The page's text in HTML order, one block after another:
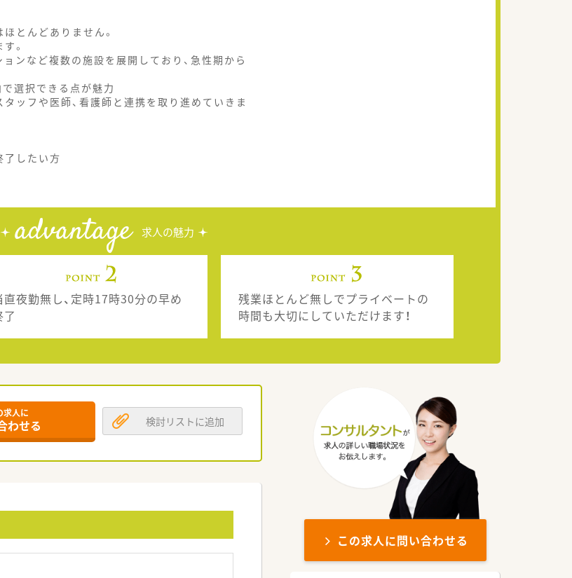
とんどありません。
。
ンなど複数の施設を展開しており、急性期から
で選択できる点が魅力
ッフや医師、看護師と連携を取り進めていきま
了したい方
advantage 求人の魅力
直夜勤無し、定時17時30分の早め
了
残業ほとんど無しでプライベートの
時間も大切にしていただけます！
求人に
わせる 検討リストに追加
この求人に問い合わせる